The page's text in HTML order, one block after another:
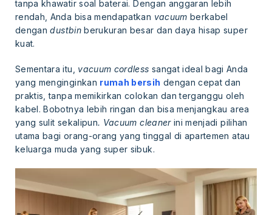
tanpa khawatir soal baterai. Dengan anggaran lebih
rendah, Anda bisa mendapatkan vacuum berkabel
dengandustbinberukuran besar dan daya hisap super
kuat.
Sementara itu, vacuum cordless sangat ideal bagi Anda
yang menginginkan rumah bersih dengan cepat dan
praktis, tanpa memikirkan colokan dan terganggu oleh
kabel. Bobotnya lebih ringan dan bisa menjangkau area
yang sulit sekalipun. Vacuum cleanerini menjadi pilihan
utama bagi orang-orang yang tinggal di apartemen atau
keluarga muda yang super sibuk.